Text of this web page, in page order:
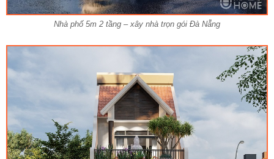
Nhà phố 5m 2 tầng – xây nhà trọn gói Đà Nẵng